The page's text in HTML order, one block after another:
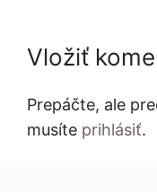
Vložiť
Prepáčte, ale
musíte prihlásiť.